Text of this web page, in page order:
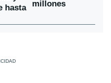
hasta
millones